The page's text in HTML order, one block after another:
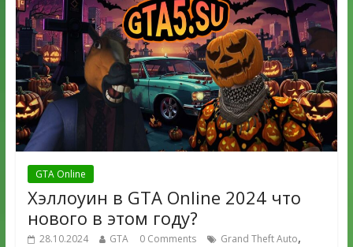
GTA Online
Хэллоуин в GTA Online 2024 что
нового в этом году?
28.10.2024 GTA 0 Comments Grand Theft Auto,